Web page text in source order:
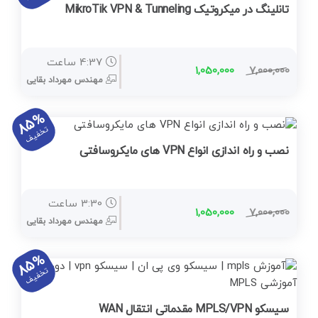
وایرشارک
اسکایپ (سازمانی)
ایمیل سرور
تانلینگ در میکروتیک MikroTik VPN & Tunneling
7,000,000
1,050,000
مهندس مهرداد بقایی
85%
تخفیف
نصب و راه اندازی انواع VPN های مایکروسافتی
7,000,000
1,050,000
مهندس مهرداد بقایی
85%
تخفیف
سیسکو MPLS/VPN مقدماتی انتقال WAN